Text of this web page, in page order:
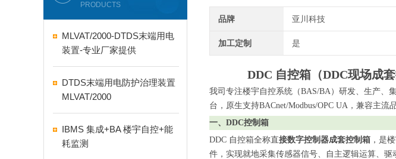
PRODUCTS
MLVAT/2000-DTDS末端用电
装置-专业厂家提供
DTDS末端用电防护治理装置
MLVAT/2000
IBMS 集成+BA 楼宇自控+能
耗监测
品牌 亚川科技
加工定制 是
DDC 自控箱（DDC现场成套
我司专注楼宇自控系统（BAS/BA）研发、生产、
台，原生支持BACnet/Modbus/OPC UA，兼容主流
一、 DDC控制箱
DDC 自控箱全称直接数字控制器成套控制箱 ，是
件，实现就地采集传感器信号、自主逻辑运算、驱